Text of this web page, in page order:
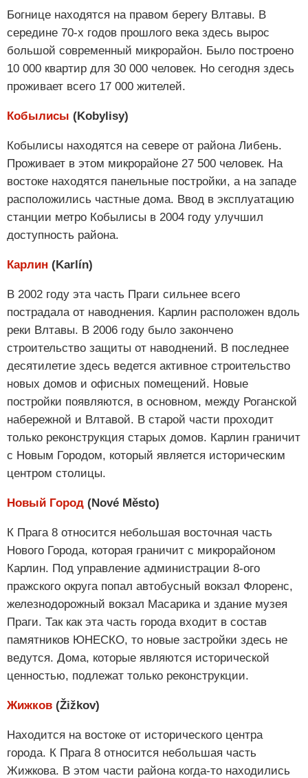
Богнице находятся на правом берегу Влтавы. В
середине 70-х годов прошлого века здесь вырос
большой современный микрорайон. Было построено
10 000 квартир для 30 000 человек. Но сегодня здесь
проживает всего 17 000 жителей.
Кобылисы (Kobylisy)
Кобылисы находятся на севере от района Либень.
Проживает в этом микрорайоне 27 500 человек. На
востоке находятся панельные постройки, а на западе
расположились частные дома. Ввод в эксплуатацию
станции метро Кобылисы в 2004 году улучшил
доступность района.
Карлин (Karlín)
В 2002 году эта часть Праги сильнее всего
пострадала от наводнения. Карлин расположен вдоль
реки Влтавы. В 2006 году было закончено
строительство защиты от наводнений. В последнее
десятилетие здесь ведется активное строительство
новых домов и офисных помещений. Новые
постройки появляются, в основном, между Роганской
набережной и Влтавой. В старой части проходит
только реконструкция старых домов. Карлин граничит
с Новым Городом, который является историческим
центром столицы.
Новый Город (Nové Město)
К Прага 8 относится небольшая восточная часть
Нового Города, которая граничит с микрорайоном
Карлин. Под управление администрации 8-ого
пражского округа попал автобусный вокзал Флоренс,
железнодорожный вокзал Масарика и здание музея
Праги. Так как эта часть города входит в состав
памятников ЮНЕСКО, то новые застройки здесь не
ведутся. Дома, которые являются исторической
ценностью, подлежат только реконструкции.
Жижков (Žižkov)
Находится на востоке от исторического центра
города. К Прага 8 относится небольшая часть
Жижкова. В этом части района когда-то находились